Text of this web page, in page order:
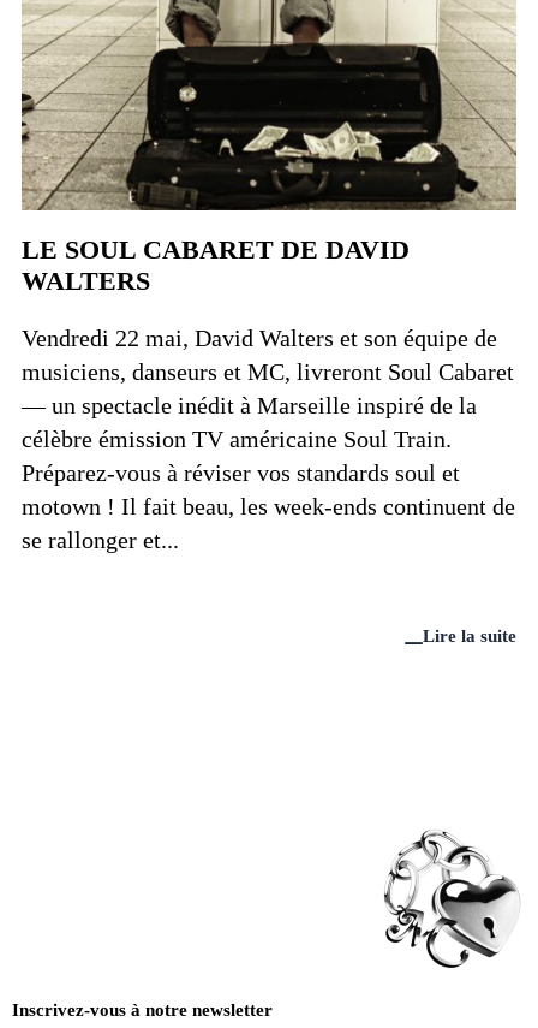
LE SOUL CABARET DE DAVID
WALTERS
Vendredi 22 mai, David Walters et son équipe de
musiciens, danseurs et MC, livreront Soul Cabaret
— un spectacle inédit à Marseille inspiré de la
célèbre émission TV américaine Soul Train.
Préparez-vous à réviser vos standards soul et
motown ! Il fait beau, les week-ends continuent de
se rallonger et...
Lire la suite
Inscrivez-vous à notre newsletter